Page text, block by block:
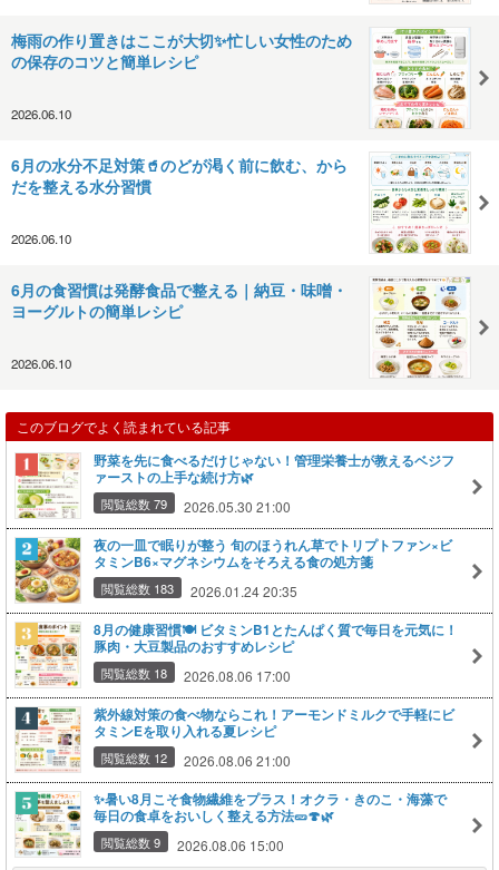
梅雨の作り置きはここが大切✨忙しい女性のため
の保存のコツと簡単レシピ
2026.06.10
6月の水分不足対策🥤のどが渇く前に飲む、から
だを整える水分習慣
2026.06.10
6月の食習慣は発酵食品で整える｜納豆・味噌・
ヨーグルトの簡単レシピ
2026.06.10
このブログでよく読まれている記事
野菜を先に食べるだけじゃない！管理栄養士が教えるベジフ
ァーストの上手な続け方🌿
閲覧総数 79 2026.05.30 21:00
夜の一皿で眠りが整う 旬のほうれん草でトリプトファン×ビ
タミンB6×マグネシウムをそろえる食の処方箋
閲覧総数 183 2026.01.24 20:35
8月の健康習慣🍽️ ビタミンB1とたんぱく質で毎日を元気に！
豚肉・大豆製品のおすすめレシピ
閲覧総数 18 2026.08.06 17:00
紫外線対策の食べ物ならこれ！アーモンドミルクで手軽にビ
タミンEを取り入れる夏レシピ
閲覧総数 12 2026.08.06 21:00
✨暑い8月こそ食物繊維をプラス！オクラ・きのこ・海藻で
毎日の食卓をおいしく整える方法🥒🍄🌿
閲覧総数 9 2026.08.06 15:00